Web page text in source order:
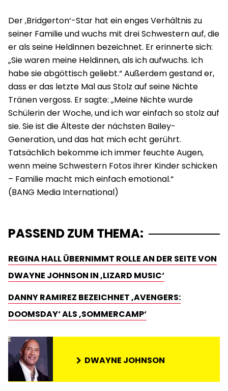
Der ‚Bridgerton‘-Star hat ein enges Verhältnis zu
seiner Familie und wuchs mit drei Schwestern auf, die
er als seine Heldinnen bezeichnet. Er erinnerte sich:
„Sie waren meine Heldinnen, als ich aufwuchs. Ich
habe sie abgöttisch geliebt.“ Außerdem gestand er,
dass er das letzte Mal aus Stolz auf seine Nichte
Tränen vergoss. Er sagte: „Meine Nichte wurde
Schülerin der Woche, und ich war einfach so stolz auf
sie. Sie ist die Älteste der nächsten Bailey-
Generation, und das hat mich echt gerührt.
Tatsächlich bekomme ich immer feuchte Augen,
wenn meine Schwestern Fotos ihrer Kinder schicken
– Familie macht mich einfach emotional.“
PASSEND ZUM THEMA:
REGINA HALL ÜBERNIMMT ROLLE AN DER SEITE VON
DWAYNE JOHNSON IN ‚LIZARD MUSIC‘
DANNY RAMIREZ BEZEICHNET ‚AVENGERS:
DOOMSDAY‘ ALS ‚SOMMERCAMP‘
DWAYNE JOHNSON